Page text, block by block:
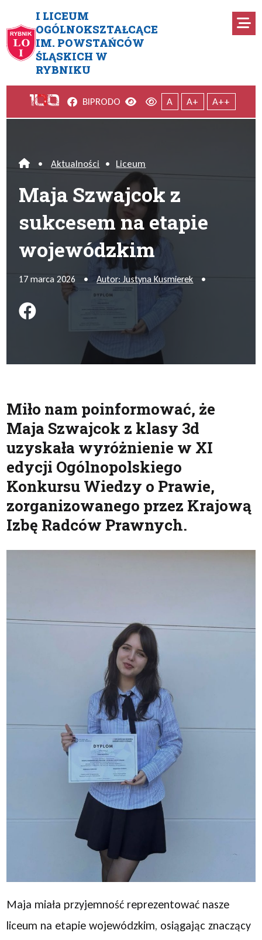
I LICEUM
OGÓLNOKSZTAŁCĄCE
IM. POWSTAŃCÓW
ŚLĄSKICH W
RYBNIKU
Maja Szwajcok z sukcesem
Facebook
BIPRODO Wersja kontrastowa
Wersja domyślna
A A+ A++
Home
• Aktualności • Liceum
Maja Szwajcok z
sukcesem na etapie
wojewódzkim
17 marca 2026 • Autor: Justyna Kusmierek •
Podziel się na FB
Miło nam poinformować, że
Maja Szwajcok z klasy 3d
uzyskała wyróżnienie w XI
edycji Ogólnopolskiego
Konkursu Wiedzy o Prawie,
zorganizowanego przez Krajową
Izbę Radców Prawnych.
Maja miała przyjemność reprezentować nasze
liceum na etapie wojewódzkim, osiągając znaczący